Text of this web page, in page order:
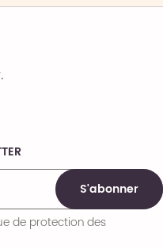
S'abonner
de protection des